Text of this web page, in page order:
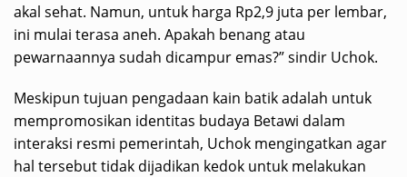
akal sehat. Namun, untuk harga Rp2,9 juta per lembar,
ini mulai terasa aneh. Apakah benang atau
pewarnaannya sudah dicampur emas?” sindir Uchok.
​Meskipun tujuan pengadaan kain batik adalah untuk
mempromosikan identitas budaya Betawi dalam
interaksi resmi pemerintah, Uchok mengingatkan agar
hal tersebut tidak dijadikan kedok untuk melakukan